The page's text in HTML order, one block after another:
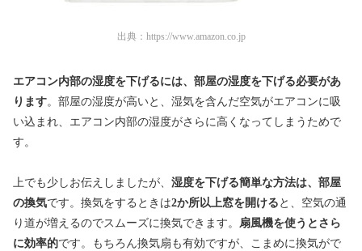
出典： https://www.amazon.co.jp
エアコン内部の湿度を下げるには、部屋の湿度を下げる必要があ
ります。部屋の湿度が高いと、湿気を含んだ空気がエアコンに吸
い込まれ、エアコン内部の湿度がさらに高くなってしまうためで
す。
上でも少しお伝えしましたが、 湿度を下げる簡単な方法は、部屋
の換気です。換気をするときは2か所以上窓を開ける と、空気の通
り道が増えるのでスムーズに換気できます。 扇風機を使うとさら
に効率的です。もちろん換気扇も有効ですが、こまめに換気がで